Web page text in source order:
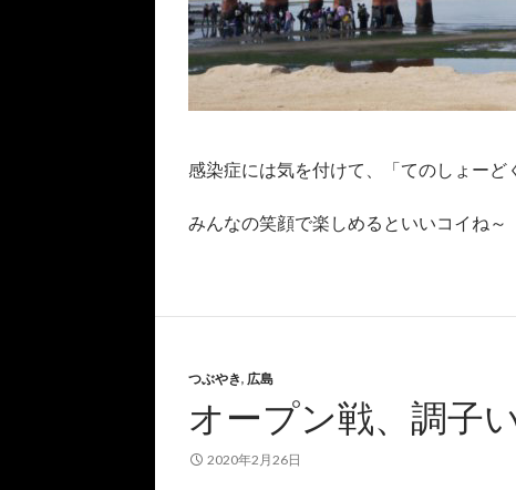
感染症には気を付けて、「てのしょー
みんなの笑顔で楽しめるといいコイね～
つぶやき, 広島
オープン戦、調子
2020年2月26日